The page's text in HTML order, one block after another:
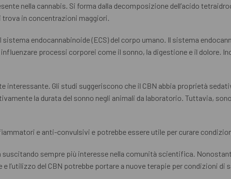
nella cannabis. Si forma dalla decomposizione dell’acido
in concentrazioni maggiori.
sistema endocannabinoide (ECS) del corpo umano. Il sistema
processi corporei come il sonno, la digestione e il dolore.
interessante. Gli studi suggeriscono che il CBN abbia proprietà
la durata del sonno negli animali da laboratorio. Tuttavia,
e anti-convulsivi e potrebbe essere utile per curare
suscitando sempre più interesse nella comunità scientifica.
l’utilizzo del CBN potrebbe portare a nuove terapie per condizioni di